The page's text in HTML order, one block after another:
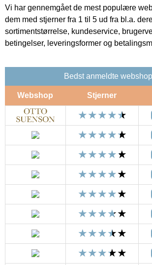
Vi har gennemgået de mest populære
dem med stjerner fra 1 til 5 ud fra bl.a.
sortimentstørrelse, kundeservice,
betingelser, leveringsformer og
Bedst anmeldte
Webshop Stjerner